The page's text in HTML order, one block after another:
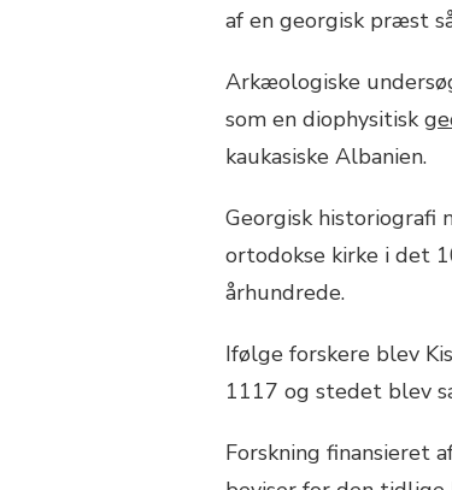
af en georgisk præst
Arkæologiske
som en diophysitisk
kaukasiske Albanien.
Georgisk historiografi
ortodokse kirke i det
århundrede.
Ifølge forskere blev
1117 og stedet blev
Forskning finansieret